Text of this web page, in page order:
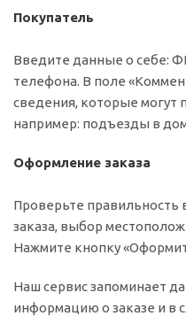
Покупатель
Введите данные о себе:
телефона. В поле
сведения, которые могут
например: подъезды в
Оформление заказа
Проверьте
заказа, выбор
Нажмите кнопку
Наш сервис запоминает
информацию о заказе и в